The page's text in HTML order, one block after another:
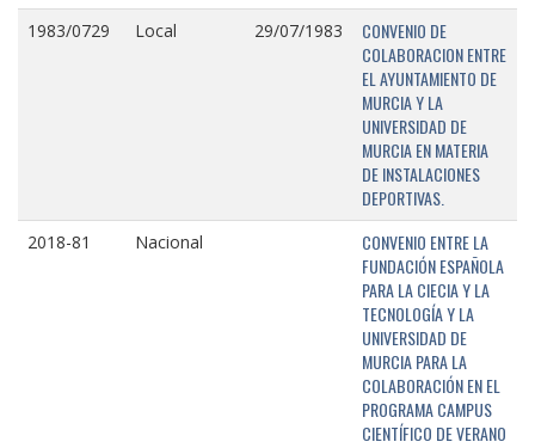
1983/0729 Local 29/07/1983
CONVENIO DE
COLABORACION ENTRE
EL AYUNTAMIENTO DE
MURCIA Y LA
UNIVERSIDAD DE
MURCIA EN MATERIA
DE INSTALACIONES
DEPORTIVAS.
2018-81 Nacional
CONVENIO ENTRE LA
FUNDACIÓN ESPAÑOLA
PARA LA CIECIA Y LA
TECNOLOGÍA Y LA
UNIVERSIDAD DE
MURCIA PARA LA
COLABORACIÓN EN EL
PROGRAMA CAMPUS
CIENTÍFICO DE VERANO